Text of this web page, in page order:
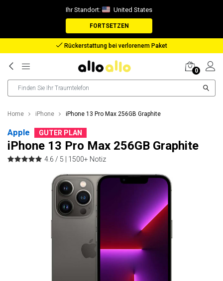
Ihr Standort: United States
FORTSETZEN
Rückerstattung bei verlorenem Paket
0
Home iPhone iPhone 13 Pro Max 256GB Graphite
Apple GUTER PLAN
iPhone 13 Pro Max 256GB Graphite
4.6 / 5 | 1500+ Notiz